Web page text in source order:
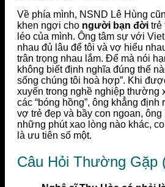
Về phía mình, NSND Lê Hùng
khen ngợi cho người bạn đời trẻ
léo của mình. Ông tâm sự với
nhau đủ lâu để tôi và vợ hiểu
trân trọng nhau lắm. Để mà nói
không biết định nghĩa đúng thế
sống chúng tôi hoà hợp”. Khi
xuyến trong nghề nghiệp thường
các “bóng hồng”, ông khẳng
vợ trẻ đẹp và bầy con ngoan, ông
những phút xao lòng nào khác,
là ưu tiên số một.
Câu Hỏi Thường Gặp